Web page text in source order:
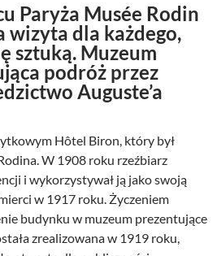
Paryża Musée Rodin
wizyta dla każdego,
sztuką. Muzeum
podróż przez
Auguste’a
Hôtel Biron, który był
W 1908 roku rzeźbiarz
i wykorzystywał ją jako swoją
w 1917 roku. Życzeniem
budynku w muzeum prezentujące
zrealizowana w 1919 roku,